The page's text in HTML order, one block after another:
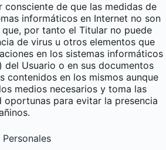
consciente de que las medidas de
informáticos en Internet no son
por tanto el Titular no puede
de virus u otros elementos que
en los sistemas informáticos
Usuario o en sus documentos
contenidos en los mismos aunque
medios necesarios y toma las
oportunas para evitar la presencia